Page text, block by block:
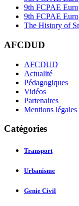
9th FCPAE
9th FCPAE
The History of
AFCDUD
AFCDUD
Actualité
Pédagogiques
Vidéos
Partenaires
Mentions légales
Catégories
Transport
Urbanisme
Genie Civil